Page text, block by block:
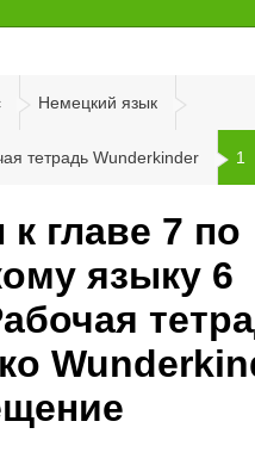
Немецкий язык
тетрадь Wunderkinder 1
главе 7 по
языку 6